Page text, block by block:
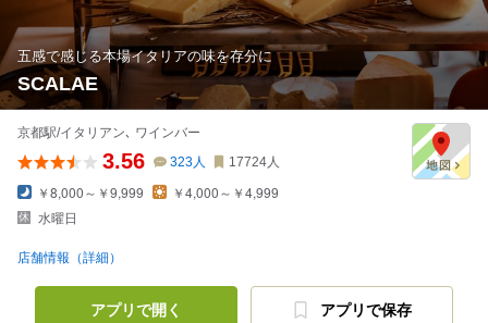
五感で感じる本場イタリアの味を存分に
SCALAE
京都駅/イタリアン､ ワインバー
3.56 323人 17724人
￥8,000～￥9,999
￥4,000～￥4,999
水曜日
店舗情報（詳細）
アプリで開く アプリで保存